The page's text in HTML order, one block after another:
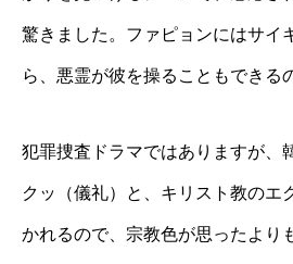
驚きました。ファピョンにはサイ
ら、悪霊が彼を操ることもできる
犯罪捜査ドラマではありますが、
クッ（儀礼）と、キリスト教のエ
かれるので、宗教色が思ったより